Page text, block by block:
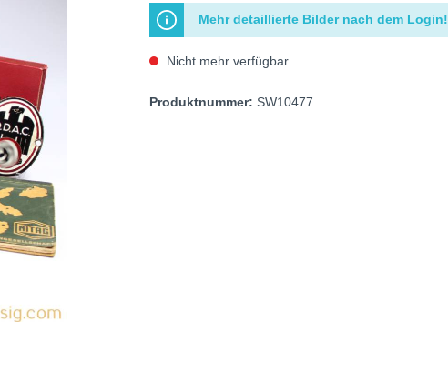
Mehr detaillierte Bilder nach dem Login!
Nicht mehr verfügbar
Produktnummer: SW10477